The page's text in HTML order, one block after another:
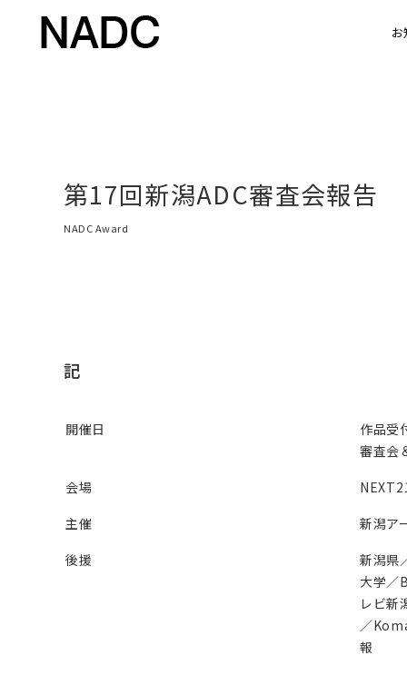
お
第17回新潟ADC審査会報告
NADC Award
記
開催日
作品受
審査会
会場
主催
新潟ア
後援
新潟県
大学／
レビ新
／
報